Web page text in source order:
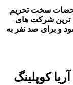
لحضات سخت تحریم
ترین شرکت های
و برای صد نفر به
کوپلینگ